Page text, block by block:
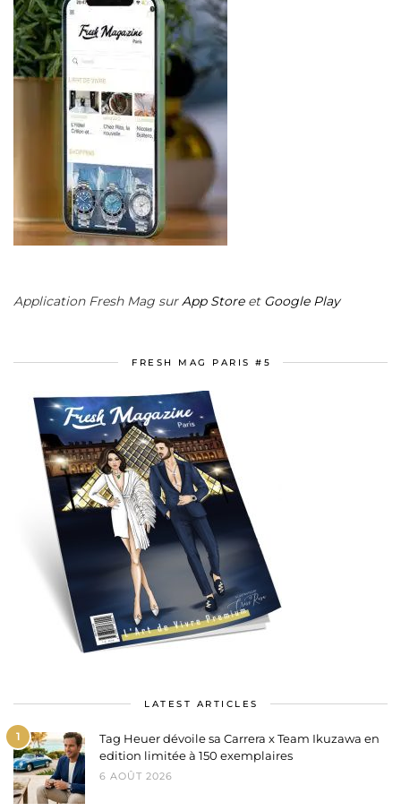
Application Fresh Mag surApp Storeet Google Play
FRESH MAG PARIS #5
LATEST ARTICLES
1
Tag Heuer dévoile sa Carrera x Team Ikuzawa en
edition limitée à 150 exemplaires
6 AOÛT 2026